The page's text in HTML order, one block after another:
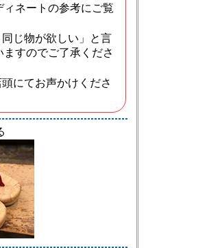
ネートの参考にご覧
じ物が欲しい」と言
すのでご了承くださ
にてお声かけくださ